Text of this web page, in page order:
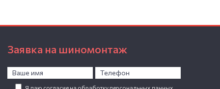
Заявка на шиномонтаж